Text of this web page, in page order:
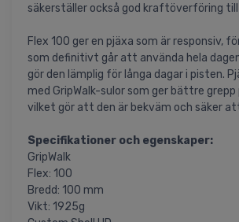
säkerställer också god kraftöverföring till
Flex 100 ger en pjäxa som är responsiv,
som definitivt går att använda hela
gör den lämplig för långa dagar i pisten.
med GripWalk-sulor som ger bättre grepp
vilket gör att den är bekväm och säker
Specifikationer och egenskaper:
GripWalk
Flex: 100
Bredd: 100 mm
Vikt: 1925g